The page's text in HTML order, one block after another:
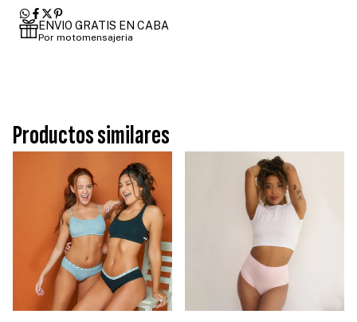
ENVIO GRATIS EN CABA
Por motomensajeria
Productos similares